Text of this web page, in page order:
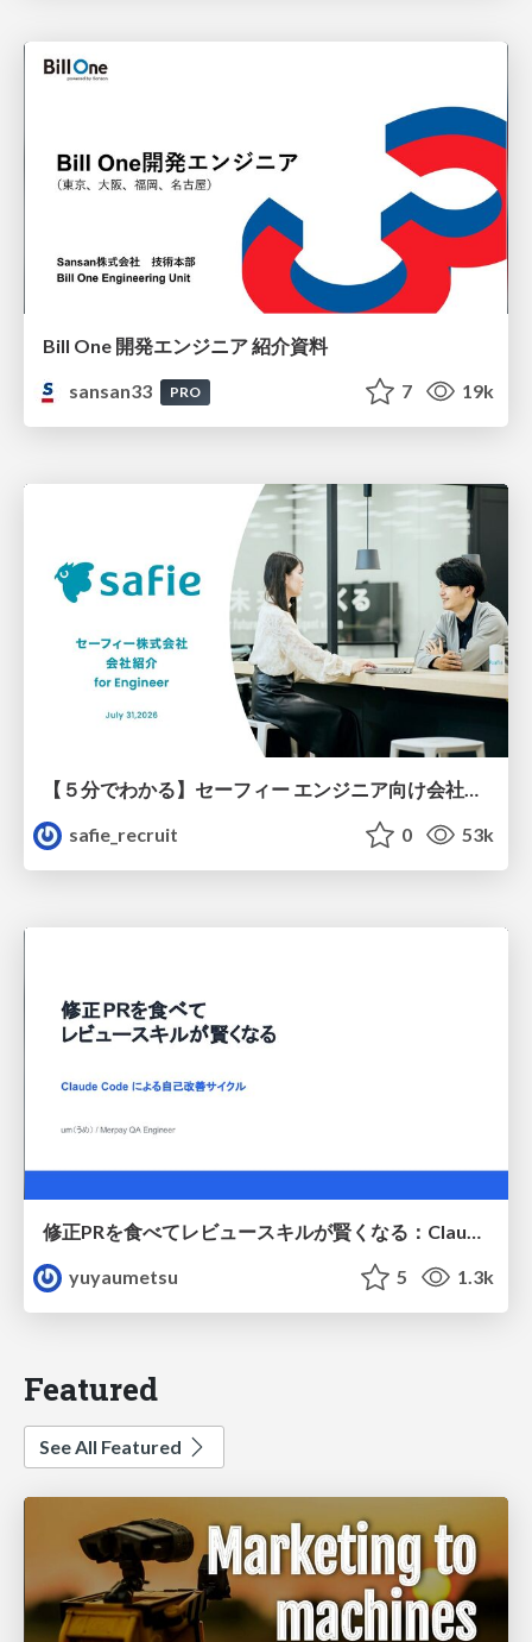
Bill One 開発エンジニア 紹介資料
sansan33
PRO 7 19k
safie_recruit
0 53k
修正PRを食べてレビュースキルが賢くなる：Claude Codeによる自己改善サイクル
yuyaumetsu
5 1.3k
Featured
See All Featured